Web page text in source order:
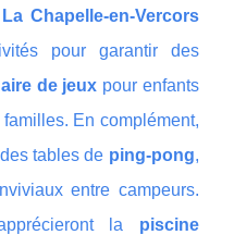
La Chapelle-en-Vercors
pour garantir des
aire de jeux pour enfants
En complément,
tables de ping-pong,
entre campeurs.
la piscine